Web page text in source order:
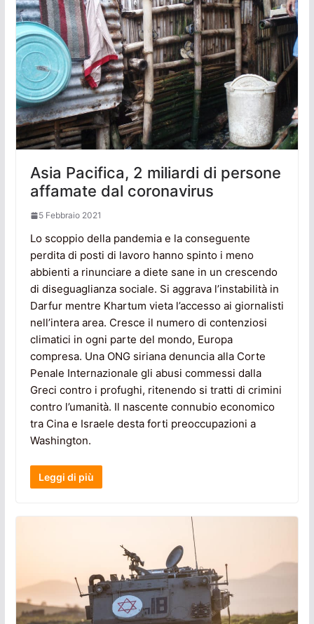
Asia Pacifica, 2 miliardi di persone
affamate dal coronavirus
5 Febbraio 2021
Lo scoppio della pandemia e la conseguente
perdita di posti di lavoro hanno spinto i meno
abbienti a rinunciare a diete sane in un crescendo
di diseguaglianza sociale. Si aggrava l’instabilità in
Darfur mentre Khartum vieta l’accesso ai giornalisti
nell’intera area. Cresce il numero di contenziosi
climatici in ogni parte del mondo, Europa
compresa. Una ONG siriana denuncia alla Corte
Penale Internazionale gli abusi commessi dalla
Greci contro i profughi, ritenendo si tratti di crimini
contro l’umanità. Il nascente connubio economico
tra Cina e Israele desta forti preoccupazioni a
Washington.
Leggi di più